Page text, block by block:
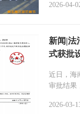
2026-04-
新闻|法
式获批
近日，海
审批结果
2026-03-